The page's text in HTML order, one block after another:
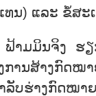
ທນ) ແລະ ຂໍ້ສ
າມມິນຈິງ ຮຽ
ສ້າງກົດໝາ
ບຮ່າງກົດໝາ